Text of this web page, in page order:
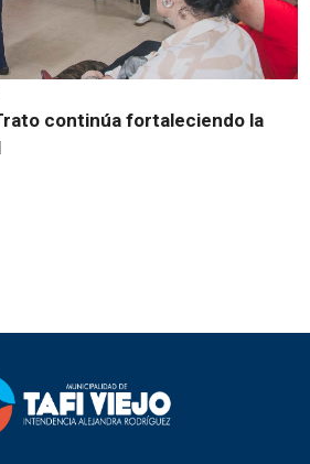
continúa fortaleciendo la